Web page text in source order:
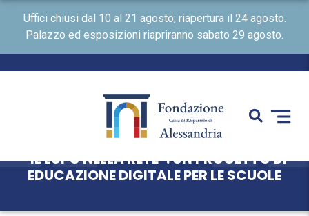
Uffici chiusi dal 10 al 21 agosto; riapertura il 24 agosto.
Palazzo ed esposizioni riapriranno sabato 29 agosto.
“IL LUPO NELLA RETE”: UN PROGETTO DI
EDUCAZIONE DIGITALE PER LE SCUOLE